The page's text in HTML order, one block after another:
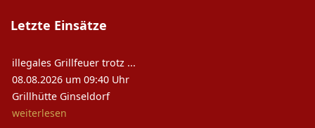
Letzte Einsätze
illegales Grillfeuer trotz ...
08.08.2026 um 09:40 Uhr
Grillhütte Ginseldorf
weiterlesen